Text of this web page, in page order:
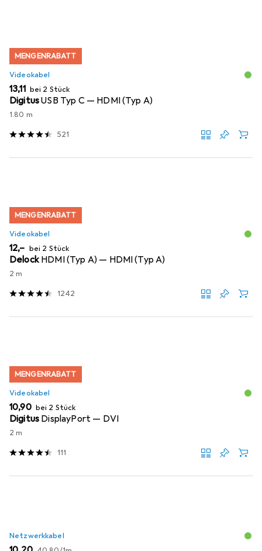
MENGENRABATT
Videokabel
EUR
13,11 bei 2 Stück
DigitusUSB Typ C — HDMI (Typ A)
1.80 m
521
MENGENRABATT
Videokabel
EUR
12,– bei 2 Stück
Delock HDMI (Typ A) — HDMI (Typ A)
2 m
1242
MENGENRABATT
Videokabel
EUR
10,90 bei 2 Stück
Digitus DisplayPort — DVI
2 m
111
Netzwerkkabel
EUR